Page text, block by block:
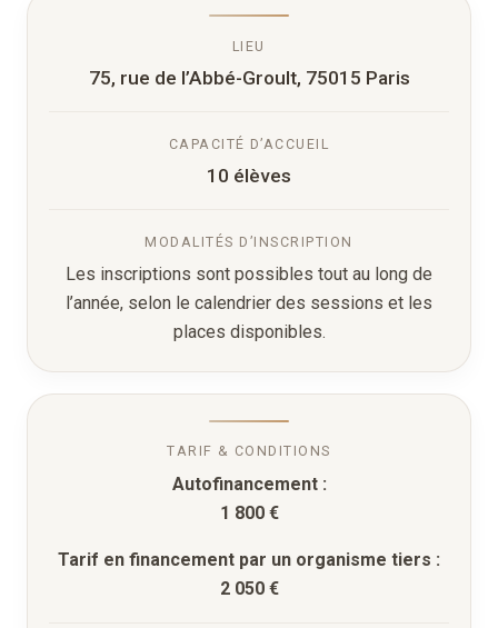
LIEU
75, rue de l’Abbé-Groult, 75015 Paris
CAPACITÉ D’ACCUEIL
10 élèves
MODALITÉS D’INSCRIPTION
Les inscriptions sont possibles tout au long de
l’année, selon le calendrier des sessions et les
places disponibles.
TARIF & CONDITIONS
Autofinancement :
1 800 €
Tarif en financement par un organisme tiers :
2 050 €